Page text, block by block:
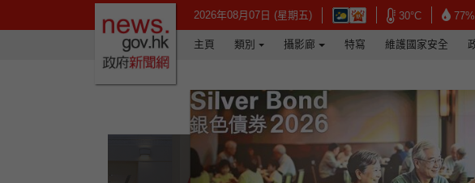
2026年08月07日 (星期五) 在新視窗開啟連結 - 香港天文
30°C在新視窗開
政府新聞網主頁
主頁 類別 攝影廊 特寫 維護國家安全